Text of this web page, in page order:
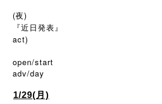
(夜)
『近日発表』
act)
open/start
adv/day
1/29(月)